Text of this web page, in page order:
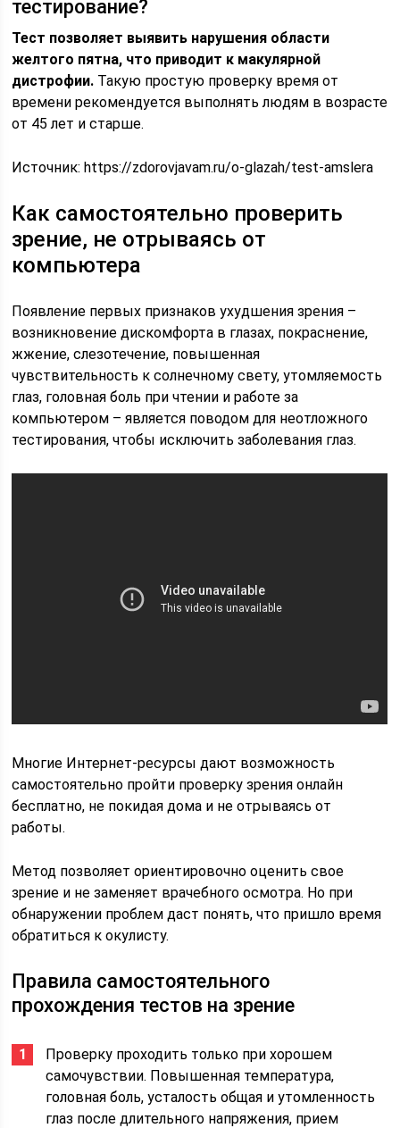
тестирование?
Тест позволяет выявить нарушения области
желтого пятна, что приводит к макулярной
дистрофии. Такую простую проверку время от
времени рекомендуется выполнять людям в возрасте
от 45 лет и старше.
Источник:https://zdorovjavam.ru/o-glazah/test-amslera
Как самостоятельно проверить
зрение, не отрываясь от
компьютера
Появление первых признаков ухудшения зрения –
возникновение дискомфорта в глазах, покраснение,
жжение, слезотечение, повышенная
чувствительность к солнечному свету, утомляемость
глаз, головная боль при чтении и работе за
компьютером – является поводом для неотложного
тестирования, чтобы исключить заболевания глаз.
Многие Интернет-ресурсы дают возможность
самостоятельно пройти проверку зрения онлайн
бесплатно, не покидая дома и не отрываясь от
работы.
Метод позволяет ориентировочно оценить свое
зрение и не заменяет врачебного осмотра. Но при
обнаружении проблем даст понять, что пришло время
обратиться к окулисту.
Правила самостоятельного
прохождения тестов на зрение
Проверку проходить только при хорошем
самочувствии. Повышенная температура,
головная боль, усталость общая и утомленность
глаз после длительного напряжения, прием